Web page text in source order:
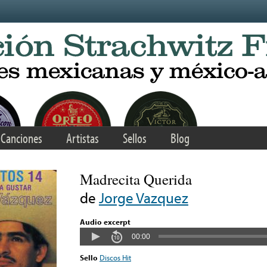
Canciones Artistas Sellos Blog
Madrecita Querida
deJorge Vazquez
Audio excerpt
00:00
Sello Discos Hit